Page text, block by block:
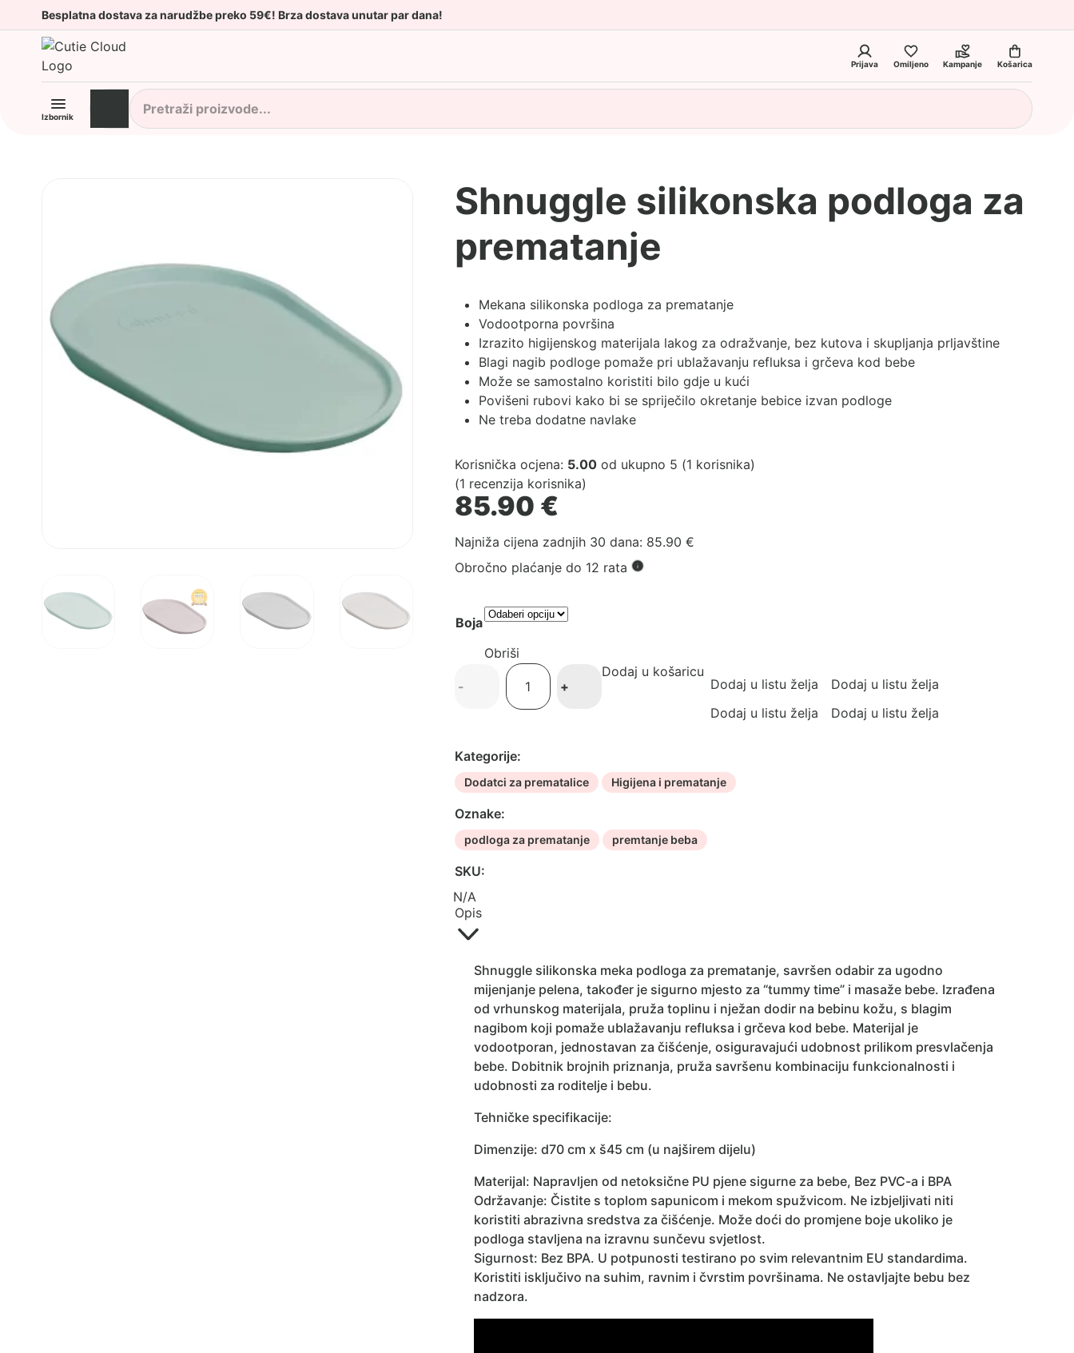
Besplatna dostava za narudžbe preko 59€! Brza dostava unutar par dana!
Prijava Omiljeno Kampanje Košarica
Izbornik
Shnuggle silikonska podloga za
prematanje
Mekana silikonska podloga za prematanje
Vodootporna površina
Izrazito higijenskog materijala lakog za odražvanje, bez kutova i skupljanja prljavštine
Blagi nagib podloge pomaže pri ublažavanju refluksa i grčeva kod bebe
Može se samostalno koristiti bilo gdje u kući
Povišeni rubovi kako bi se spriječilo okretanje bebice izvan podloge
Ne treba dodatne navlake
Korisnička ocjena: 5.00od ukupno 5 (1 korisnika)
(1 recenzija korisnika)
85.90 €
Najniža cijena zadnjih 30 dana: 85.90 €
Obročno plaćanje do 12 rata
Boja
Obriši
Shnuggle
silikonska
prematanje
količina
- +
Dodaj u košaricu
Dodaj u listu želja
Dodaj u listu želja
Dodaj u listu želja
Dodaj u listu želja
Kategorije:
Dodatci za prematalice Higijena i prematanje
Oznake:
podloga za prematanje premtanje beba
SKU:
N/A
Opis
Shnuggle silikonska meka podloga za prematanje, savršen odabir za ugodno
mijenjanje pelena, također je sigurno mjesto za “tummy time” i masaže bebe. Izrađena
od vrhunskog materijala, pruža toplinu i nježan dodir na bebinu kožu, s blagim
nagibom koji pomaže ublažavanju refluksa i grčeva kod bebe. Materijal je
vodootporan, jednostavan za čišćenje, osiguravajući udobnost prilikom presvlačenja
bebe. Dobitnik brojnih priznanja, pruža savršenu kombinaciju funkcionalnosti i
udobnosti za roditelje i bebu.
Tehničke specifikacije:
Dimenzije: d70 cm x š45 cm (u najširem dijelu)
Materijal: Napravljen od netoksične PU pjene sigurne za bebe, Bez PVC-a i BPA
Održavanje: Čistite s toplom sapunicom i mekom spužvicom. Ne izbjeljivati niti
koristiti abrazivna sredstva za čišćenje. Može doći do promjene boje ukoliko je
podloga stavljena na izravnu sunčevu svjetlost.
Sigurnost: Bez BPA. U potpunosti testirano po svim relevantnim EU standardima.
Koristiti isključivo na suhim, ravnim i čvrstim površinama. Ne ostavljajte bebu bez
nadzora.